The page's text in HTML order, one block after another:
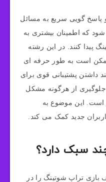
پشتیبانی 24 ساعته و پاسخ گویی سریع به مسائل
که اطمینان بیشتری به
پیدا کنند. در این رشته
است به طور حرفه ای
داشتن پشتیبانی قوی برای
از هرگونه مشکل
است. این موضوع به
جدید کمک می کند.
سبک دارد؟
بازی تراپ شوتینگ را در